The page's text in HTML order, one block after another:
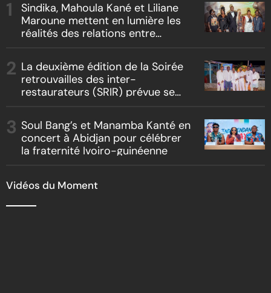
Sindika, Mahoula Kané et Liliane
Maroune mettent en lumière les
réalités des relations entre
« Boss vs Boss »
La deuxième édition de la Soirée
retrouvailles des inter-
restaurateurs (SRIR) prévue se
Soul Bang’s et Manamba Kanté en
concert à Abidjan pour célébrer
la fraternité Ivoiro-guinéenne
Vidéos du Moment